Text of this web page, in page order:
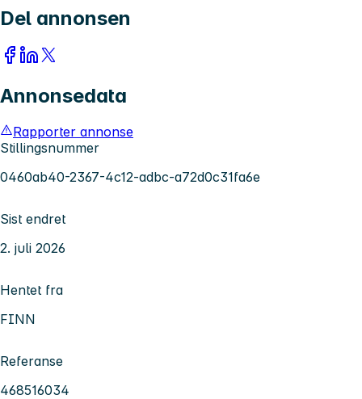
Del annonsen
Annonsedata
Rapporter annonse
Stillingsnummer
0460ab40-2367-4c12-adbc-a72d0c31fa6e
Sist endret
2. juli 2026
Hentet fra
FINN
Referanse
468516034